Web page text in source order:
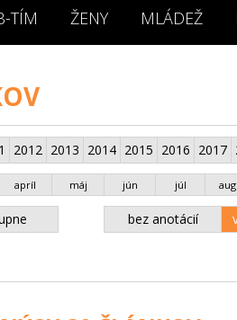
TÍM ŽENY MLÁDEŽ
2012 2013 2014 2015 2016 2017
apríl máj jún júl
bez anotácií